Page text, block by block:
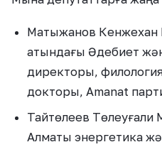
Матыжанов Кенжехан
атындағы Әдебиет
директоры,
докторы, Amanat
Тайтөлеев
Алматы энергетика